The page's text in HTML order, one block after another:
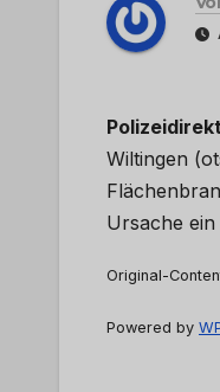
Wiltingen
Ursache
Original-
Powered by